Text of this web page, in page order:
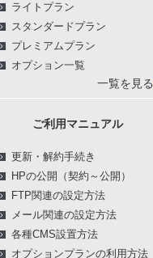
ライトプラン
スタンダードプラン
プレミアムプラン
オプション一覧
一覧を見る
ご利用マニュアル
更新・解約手続き
HPの公開（契約～公開）
FTP関連の設定方法
メール関連の設定方法
各種CMS設置方法
オプションプランの利用方法